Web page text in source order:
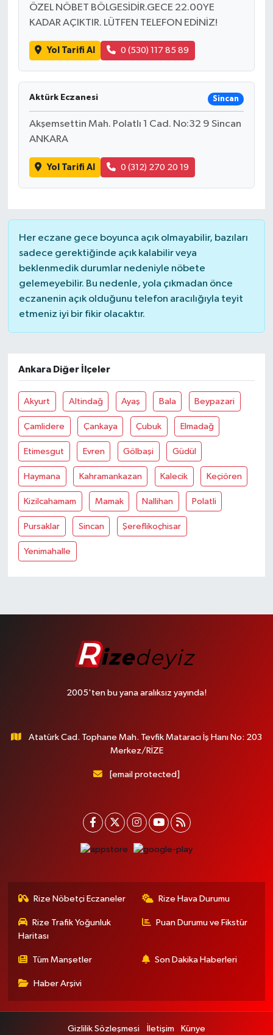
ÖZEL NÖBET BÖLGESİDİR.GECE 22.00YE
KADAR AÇIKTIR. LÜTFEN TELEFON EDİNİZ!
Yol Tarifi Al 0 (530) 117 85 89
Aktürk Eczanesi Sincan
Akşemsettin Mah. Polatlı 1 Cad. No:32 9 Sincan
ANKARA
Yol Tarifi Al 0 (312) 270 20 19
Her eczane gece boyunca açık olmayabilir, bazıları
sadece gerektiğinde açık kalabilir veya
beklenmedik durumlar nedeniyle nöbete
gelemeyebilir. Bu nedenle, yola çıkmadan önce
eczanenin açık olduğunu telefon aracılığıyla teyit
etmeniz iyi bir fikir olacaktır.
Ankara Diğer İlçeler
Akyurt Altindağ Ayaş Bala Beypazari
Çamlidere Çankaya Çubuk Elmadağ
Etimesgut Evren Gölbaşi Güdül
Haymana Kahramankazan Kalecik Keçiören
Kizilcahamam Mamak Nallihan Polatli
Pursaklar Sincan Şereflikoçhisar
Yenimahalle
2005'ten bu yana aralıksız yayında!
Atatürk Cad. Tophane Mah. Tevfik Mataracı İş Hanı No: 203
Merkez/RİZE
[email protected]
Rize Nöbetçi Eczaneler Rize Hava Durumu
Rize Trafik Yoğunluk
Haritası
Puan Durumu ve Fikstür
Tüm Manşetler Son Dakika Haberleri
Haber Arşivi
Gizlilik Sözleşmesi İletişim Künye